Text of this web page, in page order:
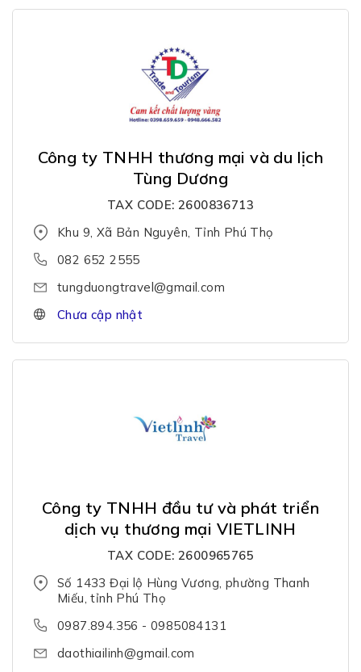
Công ty TNHH thương mại và du lịch
Tùng Dương
TAX CODE: 2600836713
Khu 9, Xã Bản Nguyên, Tỉnh Phú Thọ
082 652 2555
tungduongtravel@gmail.com
Chưa cập nhật
Công ty TNHH đầu tư và phát triển
dịch vụ thương mại VIETLINH
TAX CODE: 2600965765
Số 1433 Đại lộ Hùng Vương, phường Thanh
Miếu, tỉnh Phú Thọ
0987.894.356 - 0985084131
daothiailinh@gmail.com